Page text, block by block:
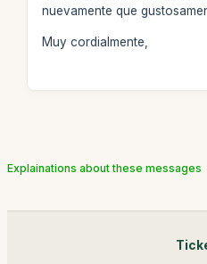
nuevamente que
Muy cordialmente,
Explainations about these messages